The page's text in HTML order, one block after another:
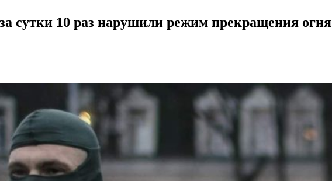
сутки 10 раз нарушили режим прекращения огня